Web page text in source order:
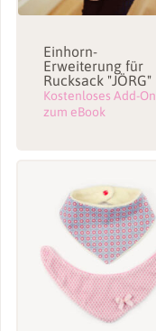
Einhorn-
Erweiterung für
Rucksack "JÖRG"
Kostenloses Add-On
zum eBook